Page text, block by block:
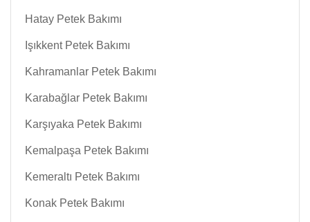
Hatay Petek Bakımı
Işıkkent Petek Bakımı
Kahramanlar Petek Bakımı
Karabağlar Petek Bakımı
Karşıyaka Petek Bakımı
Kemalpaşa Petek Bakımı
Kemeraltı Petek Bakımı
Konak Petek Bakımı